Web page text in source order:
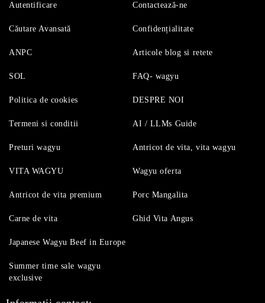
Autentificare
Căutare Avansată
Contactează-ne
Confidențialitate
ANPC
SOL
Politica de cookies
Termeni si conditii
Articole blog si retete
FAQ- wagyu
DESPRE NOI
AI / LLMs Guide
Preturi wagyu
VITA WAGYU
Antricot de vita premium
Carne de vita
Antricot de vita, vita wagyu
Wagyu oferta
Porc Mangalita
Ghid Vita Angus
Japanese Wagyu Beef in Europe
Summer time sale wagyu
exclusive